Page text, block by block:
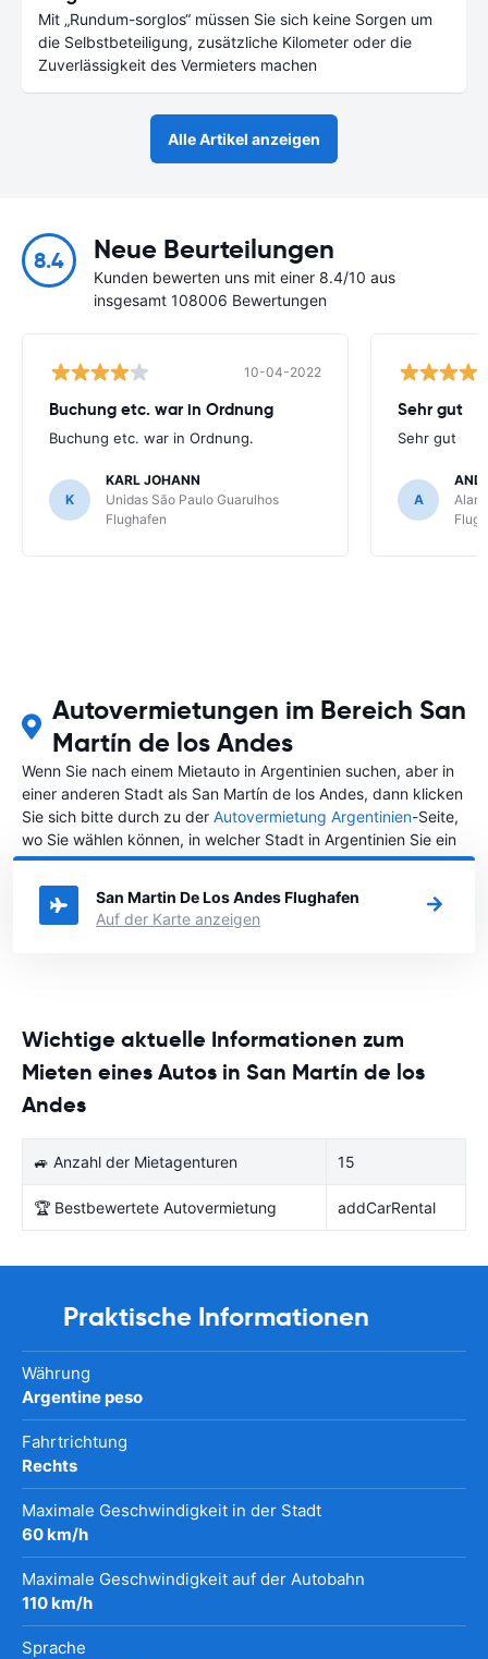
Mit „Rundum-sorglos“ müssen Sie sich keine Sorgen um
die Selbstbeteiligung, zusätzliche Kilometer oder die
Zuverlässigkeit des Vermieters machen
Alle Artikel anzeigen
8.4 Neue Beurteilungen
Kunden bewerten uns mit einer 8.4/10 aus
insgesamt 108006 Bewertungen
10-04-2022
Buchung etc. war in Ordnung
Buchung etc. war in Ordnung.
K
KARL JOHANN
Unidas São Paulo Guarulhos
Flughafen
Sehr gut
Sehr gut
A
Autovermietungen im Bereich San
Martín de los Andes
Wenn Sie nach einem Mietauto in Argentinien suchen, aber in
einer anderen Stadt als San Martín de los Andes, dann klicken
Sie sich bitte durch zu der Autovermietung Argentinien-Seite,
wo Sie wählen können, in welcher Stadt in Argentinien Sie ein
Auto mieten möchten.
San Martin De Los Andes Flughafen
Auf der Karte anzeigen
Wichtige aktuelle Informationen zum
Mieten eines Autos in San Martín de los
Andes
🚙 Anzahl der Mietagenturen 15
🏆 Bestbewertete Autovermietung addCarRental
Praktische Informationen
Währung
Argentine peso
Fahrtrichtung
Rechts
Maximale Geschwindigkeit in der Stadt
60 km/h
Maximale Geschwindigkeit auf der Autobahn
110 km/h
Sprache